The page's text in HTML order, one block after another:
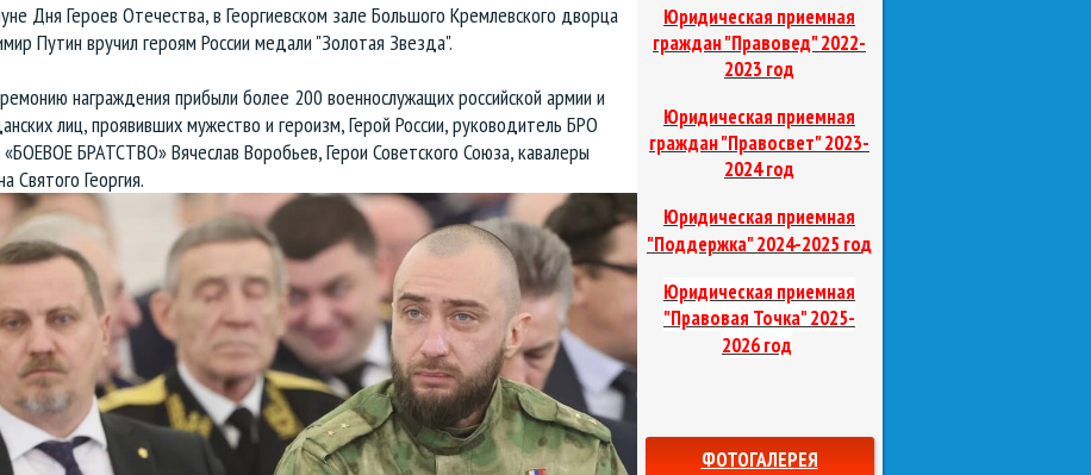
Дня Героев Отечества, в Георгиевском зале Большого Кремлевского дворца
Путин вручил героям России медали "Золотая Звезда".
награждения прибыли более 200 военнослужащих российской армии и
лиц, проявивших мужество и героизм, Герой России, руководитель БРО
БРАТСТВО» Вячеслав Воробьев, Герои Советского Союза, кавалеры
Святого Георгия.
Юридическая приемная
граждан "Правовед"2022-
2023 год
Юридическая приемная
граждан "Правосвет"2023-
2024 год
Юридическая приемная
"Поддержка"2024-2025 год
Юридическая приемная
"Правовая Точка"2025-
2026 год
ФОТОГАЛЕРЕЯ